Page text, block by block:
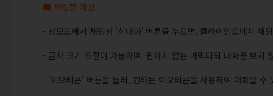
■ 채팅창 개선
- 창모드에서 채팅창 '최대화' 버튼을 누르면, 클라이언트에서 채
- 글자 크기 조절이 가능하며, 원하지 않는 캐릭터의 대화를 보지
- '이모티콘' 버튼을 눌러, 원하는 이모티콘을 사용하여 대화할 수